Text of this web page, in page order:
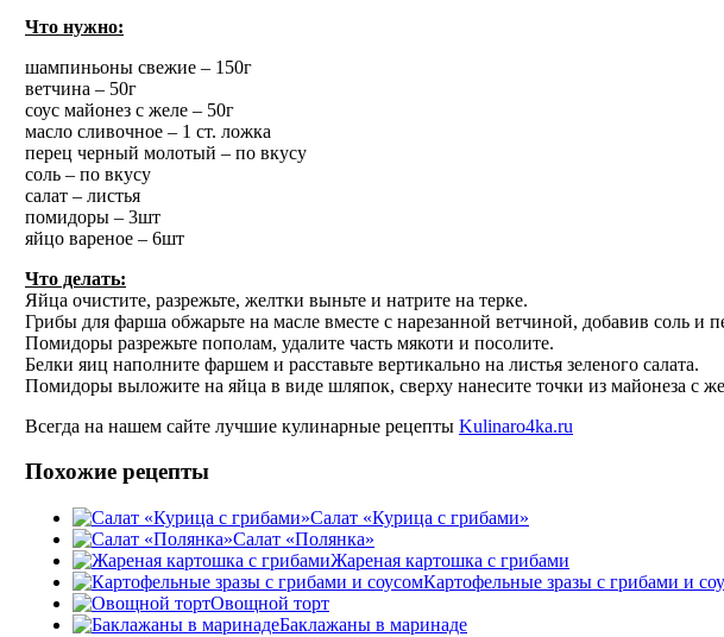
Что нужно:
шампиньоны свежие – 150г
ветчина – 50г
соус майонез с желе – 50г
масло сливочное – 1 ст. ложка
перец черный молотый – по вкусу
соль – по вкусу
салат – листья
помидоры – 3шт
яйцо вареное – 6шт
Что делать:
Яйца очистите, разрежьте, желтки выньте и натрите на терке.
Грибы для фарша обжарьте на масле вместе с нарезанной ветчиной, добавив соль и
Помидоры разрежьте пополам, удалите часть мякоти и посолите.
Белки яиц наполните фаршем и расставьте вертикально на листья зеленого салата.
Помидоры выложите на яйца в виде шляпок, сверху нанесите точки из майонеза с
Всегда на нашем сайте лучшие кулинарные рецепты Kulinaro4ka.ru
Похожие рецепты
Салат «Курица с грибами»
Салат «Полянка»
Жареная картошка с грибами
Картофельные зразы с грибами и
Овощной торт
Баклажаны в маринаде